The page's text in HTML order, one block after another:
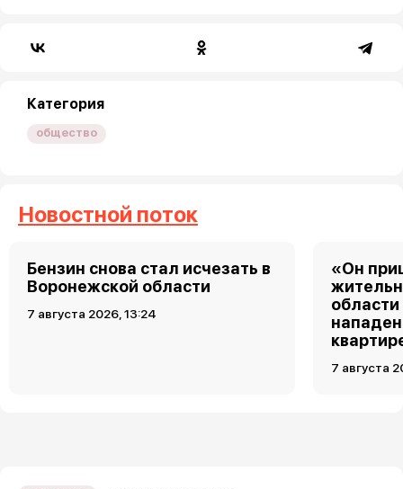
Категория
общество
Новостной поток
Бензин снова стал исчезать в
Воронежской области
7 августа 2026, 13:24
«Он
7 августа